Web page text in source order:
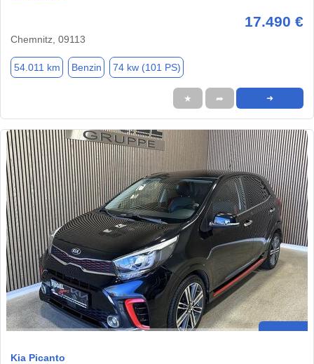
17.490 €
Chemnitz, 09113
54.011 km Benzin 74 kw (101 PS)
★ ➦ ➜
Kia Picanto